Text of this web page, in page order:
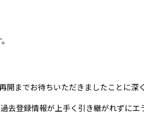
までお待ちいただきましたことに深
去登録情報が上手く引き継がれずにエ